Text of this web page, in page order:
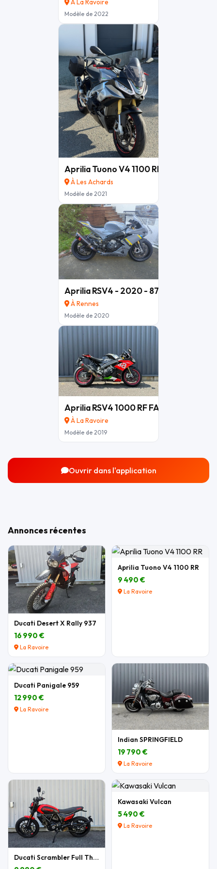
de ma moto, vidange moteur tous les 2 week-ends de
roulage (tous les 4j en gros), liquide de frein à la reprise de
la saison et en cours de saison.
La moto est d'origine niveau moteur, pollution,
échappement. La moto est parfaite d'origine pour mon
niveau et je voulais la conserver d'origine car roulante
route donc pas de shunt pollution, valve échappement,
J'ai un stock de pièces non montées en supp comme : 2
jeux de jantes complets, tendeur de chaine rapide
Lightech, cache pignon alu taillé masse Rizoma, protection
carter alu taillé masse Bonamici, commandes reculées
inversées Bonamici, bracelets demi guidon réglables Clip-
on, maître cylindre frein av + levier origine, garde boue
avant carbone, silencieux Akra carbone + tube decata...
Prix des pièces sur demande. Prix négociable si pack.
Je reste joignable pour toutes questions, informations par
téléphone merci.
Sportivement, Thomas.
À La Ravoire
Modèle de 2022
Aprilia Tuono V4 1100 RR 2021
À Les Achards
Modèle de 2021
Aprilia RSV4 - 2020 - 8700kms
À Rennes
Modèle de 2020
Aprilia RSV4 1000 RF FACTORY
À La Ravoire
Modèle de 2019
Ouvrir dans l'application
Annonces récentes
Ducati Desert X Rally 937
16 990 €
La Ravoire
Aprilia Tuono V4 1100 RR
9 490 €
La Ravoire
Ducati Panigale 959
12 990 €
La Ravoire
Indian SPRINGFIELD
19 790 €
La Ravoire
Ducati Scrambler Full Throttle 803 cm3
Kawasaki Vulcan
5 490 €
La Ravoire